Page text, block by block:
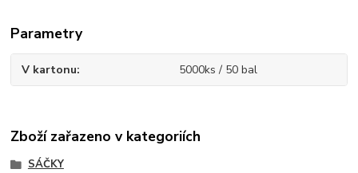
Parametry
V kartonu 5000ks / 50 bal
Zboží zařazeno v kategoriích
SÁČKY